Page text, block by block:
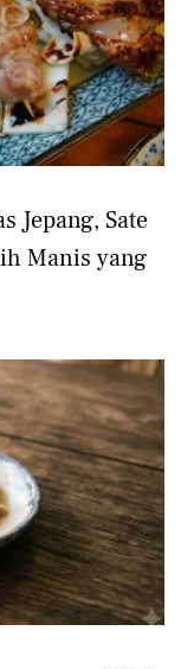
Jepang, Sate
Manis yang